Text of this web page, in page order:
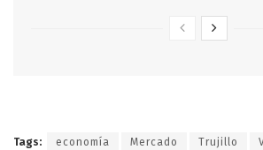
Tags: economía Mercado Trujillo